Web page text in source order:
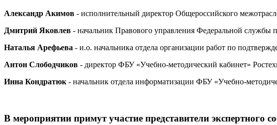
Александр Акимов - исполнительный директор Общероссийского
Дмитрий Яковлев - начальник Правового управления Федеральной службы
Наталья Арефьева - и.о. начальника отдела организации работ по
Антон Слободчиков - директор ФБУ «Учебно-методический кабинет»
Инна Кондратюк - начальник отдела информатизации ФБУ «Учебно-
В мероприятии примут участие представители экспертного